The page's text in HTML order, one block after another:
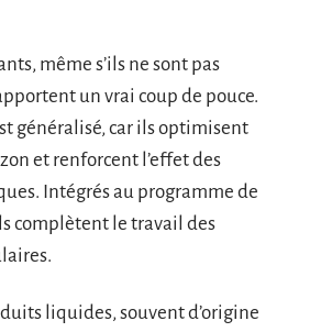
même s’ils ne sont pas
un vrai coup de pouce.
généralisé, car ils optimisent
et renforcent l’effet des
Intégrés au programme de
complètent le travail des
liquides, souvent d’origine